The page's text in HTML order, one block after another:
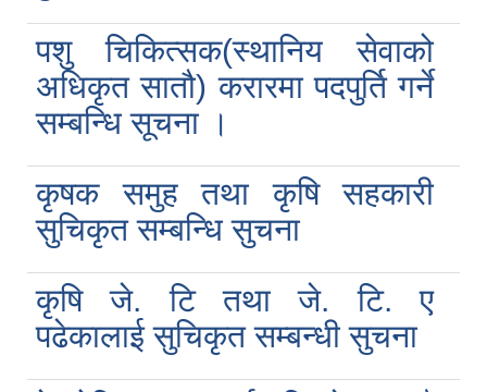
पशु चिकित्सक(स्थानिय सेवाको
अधिकृत सातौ) करारमा पदपुर्ति गर्ने
सम्बन्धि सूचना ।
कृषक समुह तथा कृषि सहकारी
सुचिकृत सम्बन्धि सुचना
कृषि जे. टि तथा जे. टि. ए
पढेकालाई सुचिकृत सम्बन्धी सुचना